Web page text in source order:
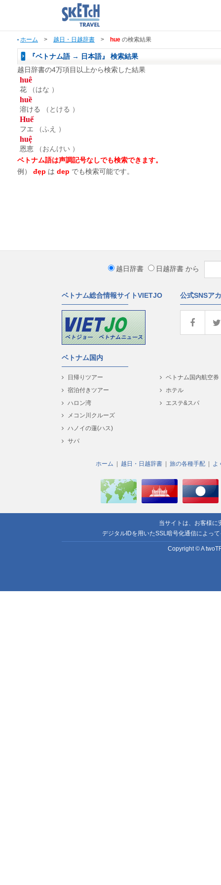
ホーム > 越日・日越辞書 > hue の検索結果
『ベトナム語 → 日本語』 検索結果
越日辞書の4万項目以上から検索した結果
huê
花 （はな ）
huề
溶ける （とける ）
Huế
フエ （ふえ ）
huệ
恩恵 （おんけい ）
ベトナム語は声調記号なしでも検索できます。
例）
đẹp は dep でも検索可能です。
越日辞書 日越辞書 から
ベトナム総合情報サイトVIETJO 公式SNSア
ベトナム国内
日帰りツアー
宿泊付きツアー
ハロン湾
メコン川クルーズ
ハノイの蓮(ハス)
サパ
ベトナム国内航空券
ホテル
エステ&スパ
ホーム 越日・日越辞書 旅の各種手配 よ
当サイトは、お客様に
デジタルIDを用いたSSL暗号化通信によっ
Copyright © A